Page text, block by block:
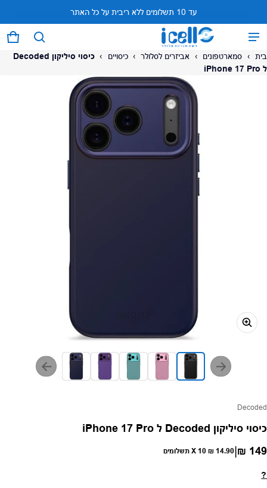
עד 10 תשלומים ללא ריבית על כל האתר
0 פריטים
המוצר נוסף לעגלה
צפה בעגלה ()
לתשלום
בית › סמארטפונים › אביזרים לסלולר › כיסויים ›
כיסוי סיליקון Decoded
ל iPhone 17 Pro
ספק:
Decoded
כיסוי סיליקון Decoded ל iPhone 17 Pro
מחיר רגיל
149 ₪
|
14.90 ₪ X 10 תשלומים
?
על המוצר